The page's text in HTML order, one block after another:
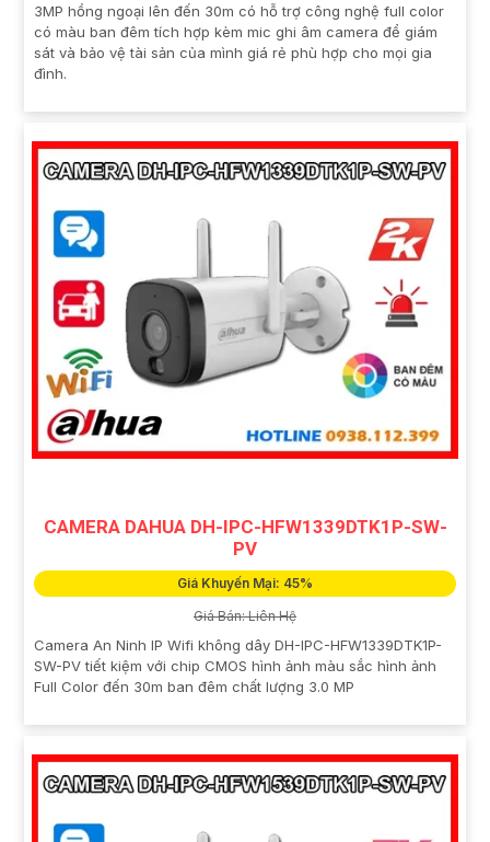
3MP hồng ngoại lên đến 30m có hỗ trợ công nghệ full color
có màu ban đêm tích hợp kèm mic ghi âm camera để giám
sát và bảo vệ tài sản của mình giá rẻ phù hợp cho mọi gia
đình.
CAMERA DAHUA DH-IPC-HFW1339DTK1P-SW-
PV
Giá Khuyến Mại: 45%
Giá Bán: Liên Hệ
Camera An Ninh IP Wifi không dây DH-IPC-HFW1339DTK1P-
SW-PV tiết kiệm với chip CMOS hình ảnh màu sắc hình ảnh
Full Color đến 30m ban đêm chất lượng 3.0 MP